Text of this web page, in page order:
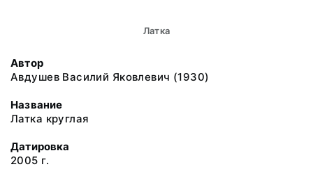
Латка
Автор
Авдушев Василий Яковлевич (1930)
Название
Латка круглая
Датировка
2005 г.